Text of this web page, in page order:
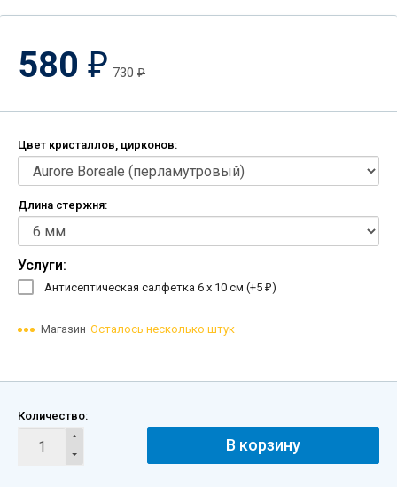
580 ₽ 730₽
Цвет кристаллов, цирконов:
Длина стержня:
Услуги:
Антисептическая салфетка 6 х 10 см (+5 ₽)
Магазин Осталось несколько штук
Количество:
В корзину